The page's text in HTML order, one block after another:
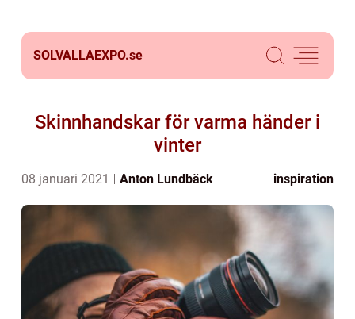
SOLVALLAEXPO.se
Skinnhandskar för varma händer i
vinter
08 januari 2021 Anton Lundbäck inspiration